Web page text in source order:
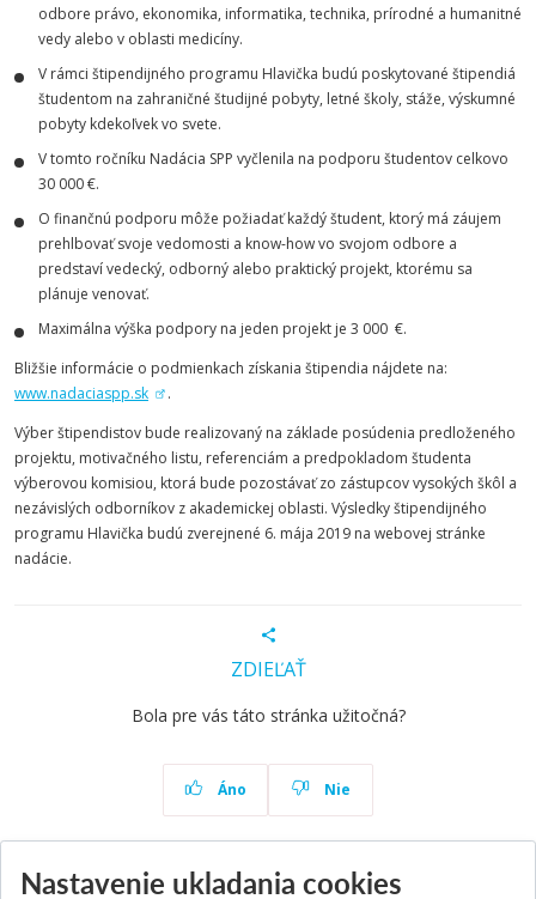
odbore právo, ekonomika, informatika, technika, prírodné a humanitné
vedy alebo v oblasti medicíny.
V rámci štipendijného programu Hlavička budú poskytované štipendiá
študentom na zahraničné študijné pobyty, letné školy, stáže, výskumné
pobyty kdekoľvek vo svete.
V tomto ročníku Nadácia SPP vyčlenila na podporu študentov celkovo
30 000 €.
O finančnú podporu môže požiadať každý študent, ktorý má záujem
prehlbovať svoje vedomosti a know-how vo svojom odbore a
predstaví vedecký, odborný alebo praktický projekt, ktorému sa
plánuje venovať.
Maximálna výška podpory na jeden projekt je 3 000 €.
Bližšie informácie o podmienkach získania štipendia nájdete na:
www.nadaciaspp.sk
.
Výber štipendistov bude realizovaný na základe posúdenia predloženého
projektu, motivačného listu, referenciám a predpokladom študenta
výberovou komisiou, ktorá bude pozostávať zo zástupcov vysokých škôl a
nezávislých odborníkov z akademickej oblasti. Výsledky štipendijného
programu Hlavička budú zverejnené 6. mája 2019 na webovej stránke
nadácie.
ZDIEĽAŤ
Bola pre vás táto stránka užitočná?
Áno Nie
Nastavenie ukladania cookies